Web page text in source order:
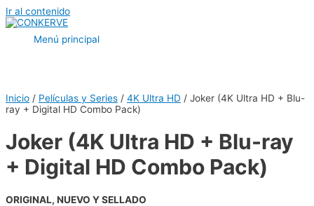
Ir al contenido
Menú principal
Inicio / Películas y Series / 4K Ultra HD / Joker (4K Ultra HD + Blu-
ray + Digital HD Combo Pack)
Joker (4K Ultra HD + Blu-ray
+ Digital HD Combo Pack)
ORIGINAL, NUEVO Y SELLADO